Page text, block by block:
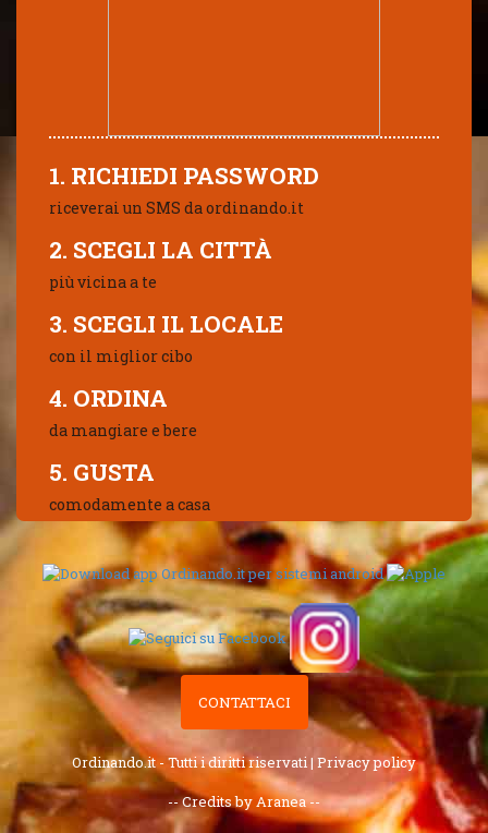
1. RICHIEDI PASSWORD
riceverai un SMS da ordinando.it
2. SCEGLI LA CITTÀ
più vicina a te
3. SCEGLI IL LOCALE
con il miglior cibo
4. ORDINA
da mangiare e bere
5. GUSTA
comodamente a casa
CONTATTACI
Ordinando.it - Tutti i diritti riservati | Privacy policy
-- Credits by Aranea --